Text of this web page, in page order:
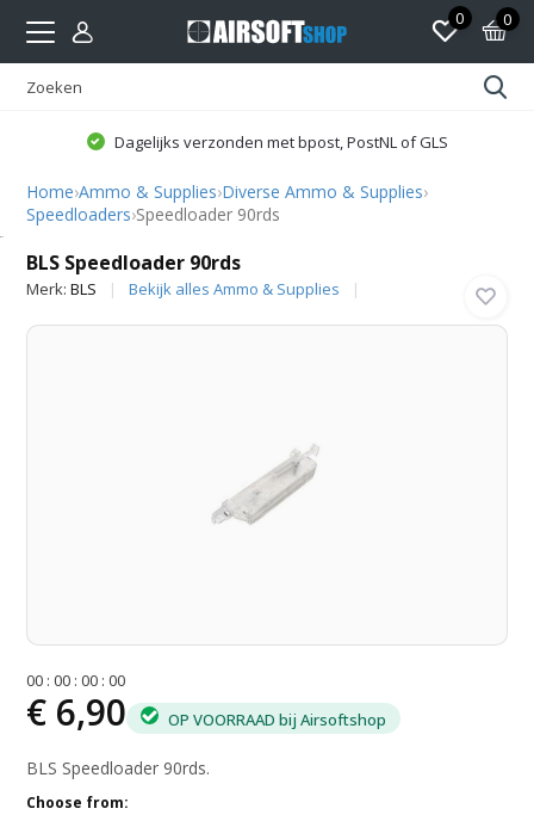
0 0
Dagelijks verzonden met bpost, PostNL of GLS
Home›Ammo & Supplies›Diverse Ammo & Supplies›
Speedloaders›Speedloader 90rds
BLS Speedloader 90rds
Merk:BLS Bekijk alles Ammo & Supplies
00 :00 :00 :00
€ 6,90 OP VOORRAAD bij Airsoftshop
BLS Speedloader 90rds.
Choose from: